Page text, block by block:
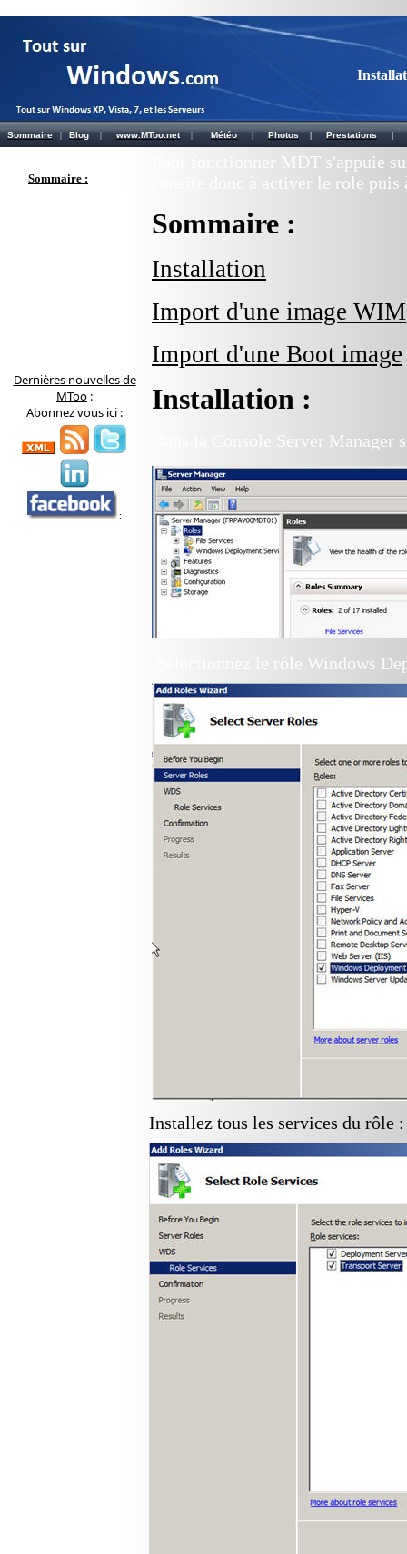
Sommaire | Blog | www.MToo.net | Météo | Photos | Prestations |
Sommaire :
Dernières nouvelles de
MToo :
Abonnez vous ici :
:
Pour fonctionner MDT s'appuie
consite donc à activer le role
Sommaire :
Installation
Import d'une image WIM
Import d'une Boot image
Installation :
Dans la Console Server
Sélectionnez le rôle Windows
Installez tous les services du rôle :